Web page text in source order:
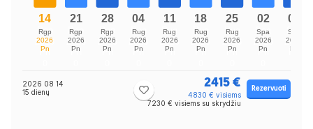
2026 08 14
15 dienų
2415 €
4830 € visiems
7230 € visiems su skrydžiu
Rezervuoti